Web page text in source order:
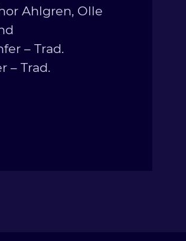
Ahlgren, Olle
– Trad.
– Trad.